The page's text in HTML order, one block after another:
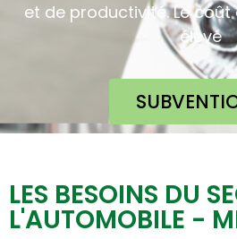
et de productivité. Le
élevé
LES BESOINS DU
L'AUTOMOBILE -